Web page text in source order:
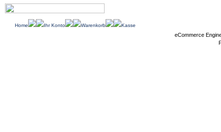
Home Ihr Konto Warenkorb Kasse
eCommerce